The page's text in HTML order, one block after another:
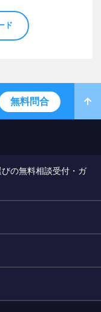
ド
無料問合
びの無料相談受付・ガ